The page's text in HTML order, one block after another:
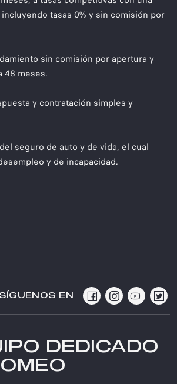
tasas 0% y sin comisión por
sin comisión por apertura y
48 meses.
y contratación simples y
seguro de auto y de vida, el cual
y de incapacidad.
SÍGUENOS EN
DEDICADO